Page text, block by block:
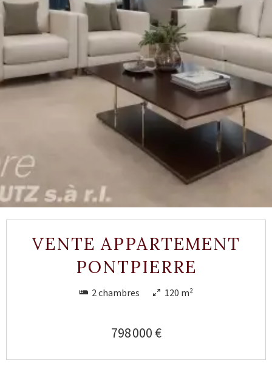
VENTE APPARTEMENT
PONTPIERRE
2 chambres 120 m²
798 000 €